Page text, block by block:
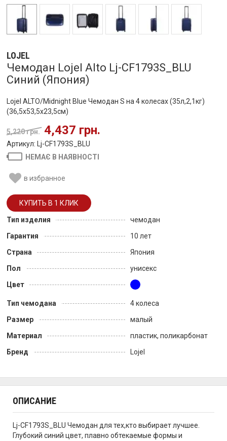
LOJEL
Чемодан Lojel Alto Lj-CF1793S_BLU
Синий (Япония)
Lojel ALTO/Midnight Blue Чемодан S на 4 колесах (35л,2,1кг)
(36,5x53,5x23,5см)
5,220 грн. 4,437 грн.
Артикул: Lj-CF1793S_BLU
НЕМАЄ В НАЯВНОСТІ
в избранное
Тип изделия
чемодан
Гарантия
10 лет
Страна
Япония
Пол
унисекс
Цвет
Тип чемодана
4 колеса
Размер
малый
Материал
пластик, поликарбонат
Бренд
Lojel
ОПИСАНИЕ
Lj-CF1793S_BLU Чемодан для тех,кто выбирает лучшее.
Глубокий синий цвет, плавно обтекаемые формы и